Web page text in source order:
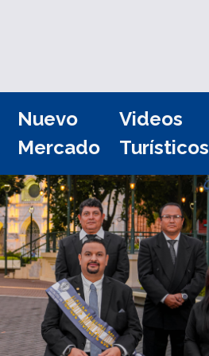
Nuevo
Mercado
Videos
Turísticos